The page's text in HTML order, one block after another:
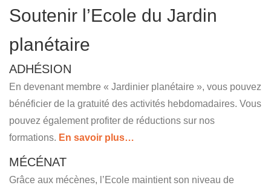
Soutenir l’Ecole du Jardin
planétaire
ADHÉSION
En devenant membre « Jardinier planétaire », vous pouvez
bénéficier de la gratuité des activités hebdomadaires. Vous
pouvez également profiter de réductions sur nos
formations. En savoir plus…
MÉCÉNAT
Grâce aux mécènes, l’Ecole maintient son niveau de